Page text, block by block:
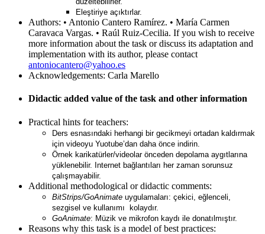
Eleştiriye açıktırlar.
Authors: • Antonio Cantero Ramírez. • María Carmen
Caravaca Vargas. • Raúl Ruiz-Cecilia. If you wish to receive
more information about the task or discuss its adaptation and
implementation with its author, please contact
antoniocantero@yahoo.es
Acknowledgements: Carla Marello
Didactic added value of the task and other information
Practical hints for teachers:
Ders esnasındaki herhangi bir gecikmeyi ortadan kaldırmak
için videoyu Yuotube’dan daha önce indirin.
Örnek karikatürler/videolar önceden depolama aygıtlarına
yüklenebilir. Internet bağlantıları her zaman sorunsuz
çalışmayabilir.
Additional methodological or didactic comments:
BitStrips/GoAnimate uygulamaları: çekici, eğlenceli,
sezgisel ve kullanımı kolaydır.
GoAnimate: Müzik ve mikrofon kaydı ile donatılmıştır.
Reasons why this task is a model of best practices: